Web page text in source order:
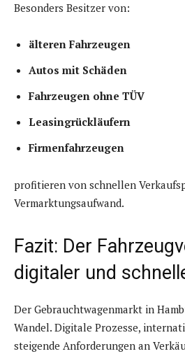
Besonders Besitzer von:
älteren Fahrzeugen
Autos mit Schäden
Fahrzeugen ohne TÜV
Leasingrückläufern
Firmenfahrzeugen
profitieren von schnellen
Vermarktungsaufwand.
Fazit: Der
digitaler und
Der Gebrauchtwagenmarkt in
Wandel. Digitale Prozesse,
steigende Anforderungen an